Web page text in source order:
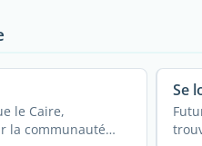
le Caire,
la communauté
Se